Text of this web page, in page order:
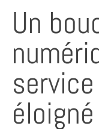
Un
éloigné